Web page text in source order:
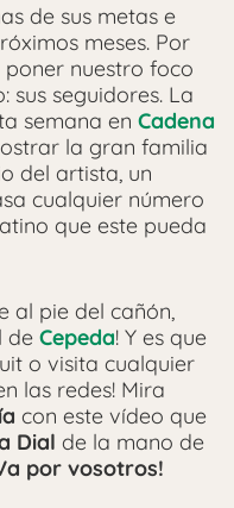
de sus metas e
meses. Por
nuestro foco
sus seguidores. La
semana en Cadena
la gran familia
del artista, un
cualquier número
que este pueda
al pie del cañón,
de Cepeda! Y es que
o visita cualquier
las redes! Mira
con este vídeo que
Dial de la mano de
por vosotros!